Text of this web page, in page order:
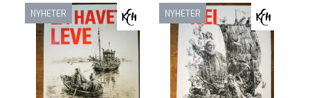
NYHETER NYHETER